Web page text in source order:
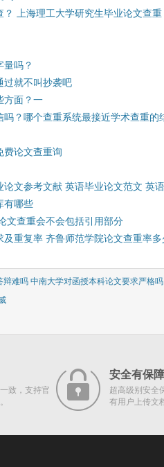
上海理工大学研究生毕业论文查重
量吗？
过就不叫抄袭吧
方面？一
？哪个查重系统最接近学术查重的
费论文查重询
文参考文献 英语毕业论文范文 英
有哪些
文查重会不会包括引用部分
重复率 齐鲁师范学院论文查重率
难吗 中南大学对函授本科论文要求严格吗
致，支持官
安全有保障
超高级别安全
有用户上传文